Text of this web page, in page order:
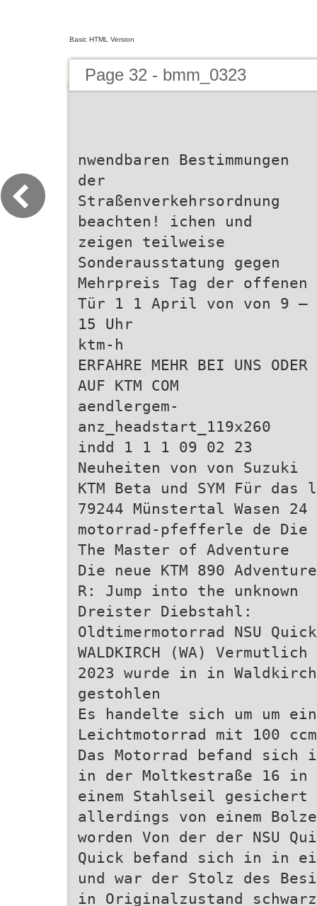
Basic HTML Version
Page 32 - bmm_0323
nwendbaren Bestimmungen
der
Straßenverkehrsordnung
beachten! ichen und
zeigen teilweise
Sonderausstatung gegen
Mehrpreis Tag der offenen
Tür 1 1 April von von 9 –
15 Uhr
ktm-h
ERFAHRE MEHR BEI UNS ODER
AUF KTM COM
aendlergem-
anz_headstart_119x260
indd 1 1 1 09 02 23
Neuheiten von von Suzuki
KTM Beta und SYM Für
79244 Münstertal Wasen 24
motorrad-pfefferle de Die
The Master of Adventure
Die neue KTM 890 Adventure
R: Jump into the unknown
Dreister Diebstahl:
Oldtimermotorrad NSU
WALDKIRCH (WA)
2023 wurde in in
gestohlen
Es handelte sich um um
Leichtmotorrad mit 100
Das Motorrad befand
in der Moltkestraße 16
einem Stahlseil gesichert
allerdings von einem
worden Von der der NSU
Quick befand sich in in
und war der Stolz des
in Originalzustand